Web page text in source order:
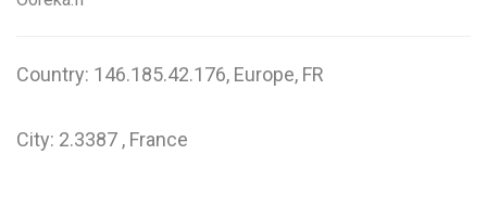
Country: 146.185.42.176, Europe, FR
City: 2.3387 , France